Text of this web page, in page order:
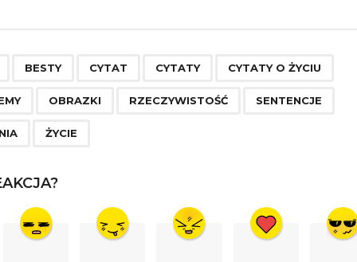
BESTY CYTAT CYTATY CYTATY O ŻYCIU
OBRAZKI RZECZYWISTOŚĆ SENTENCJE
ŻYCIE